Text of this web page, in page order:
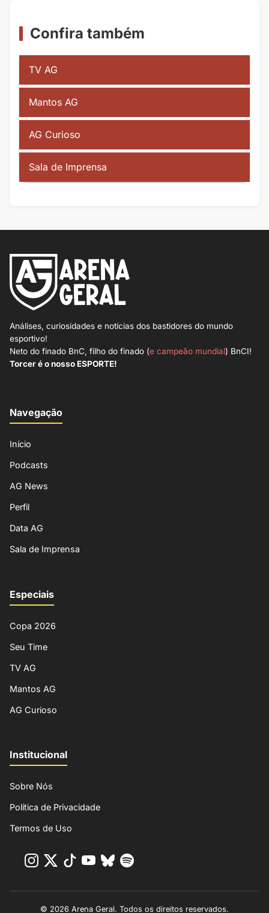
Confira também
TV AG
Mantos AG
AG Curioso
Sala de Imprensa
Análises, curiosidades e notícias dos bastidores do mundo
esportivo!
Neto do finado BnC, filho do finado (e campeão mundial) BnCI!
Torcer é o nosso ESPORTE!
Navegação
Início
Podcasts
AG News
Perfil
Data AG
Sala de Imprensa
Especiais
Copa 2026
Seu Time
TV AG
Mantos AG
AG Curioso
Institucional
Sobre Nós
Política de Privacidade
Termos de Uso
© 2026 Arena Geral. Todos os direitos reservados.